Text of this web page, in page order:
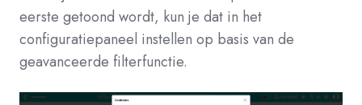
eerste getoond wordt, kun je dat in het
configuratiepaneel instellen op basis van de
geavanceerde filterfunctie.